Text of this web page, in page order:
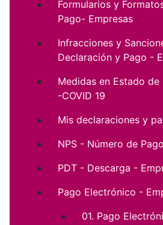
Formularios y
Pago- Empresas
Infracciones y
Declaración y Pago -
Medidas en Estado
-COVID 19
Mis declaraciones y
NPS - Número de
PDT - Descarga -
Pago Electrónico -
01. Pago